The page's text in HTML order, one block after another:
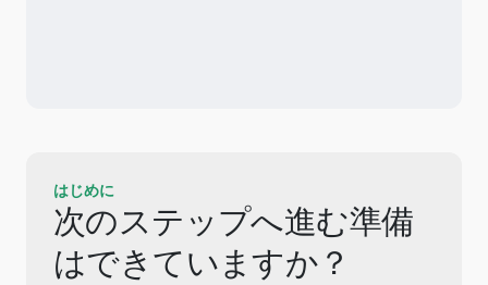
はじめに
次のステップへ進む準備
はできていますか？